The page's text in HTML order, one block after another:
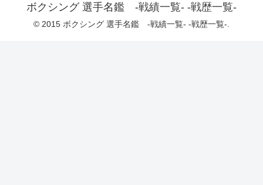
ボクシング 選手名鑑 -戦績一覧- -戦歴一覧-
© 2015 ボクシング 選手名鑑 -戦績一覧- -戦歴一覧-.